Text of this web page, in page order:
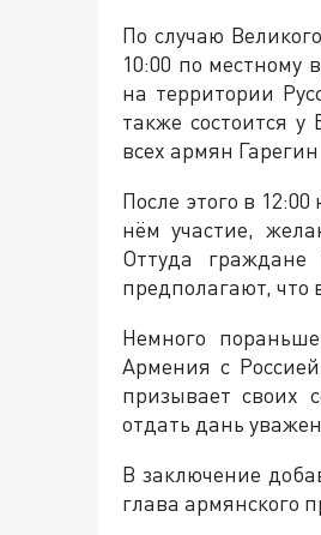
По случаю
10:00 по местному
на территории
также состоится
всех армян Гарегин
После этого в
нём участие,
Оттуда
предполагают, что
Немного
Армения с
призывает своих
отдать дань
В заключение
глава армянского